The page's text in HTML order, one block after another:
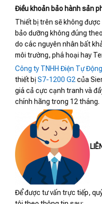
Điều khoản bảo hành sản
Thiết bị trên sẽ không
bảo dưỡng không đúng
do các nguyên nhân bất
môi trường, phá hoại hay
Công ty TNHH Điện Tự
thiết bịS7-1200 G2của
giá cả cực cạnh tranh và
chính hãng trong 12 tháng.
Để được tư vấn trực tiếp,